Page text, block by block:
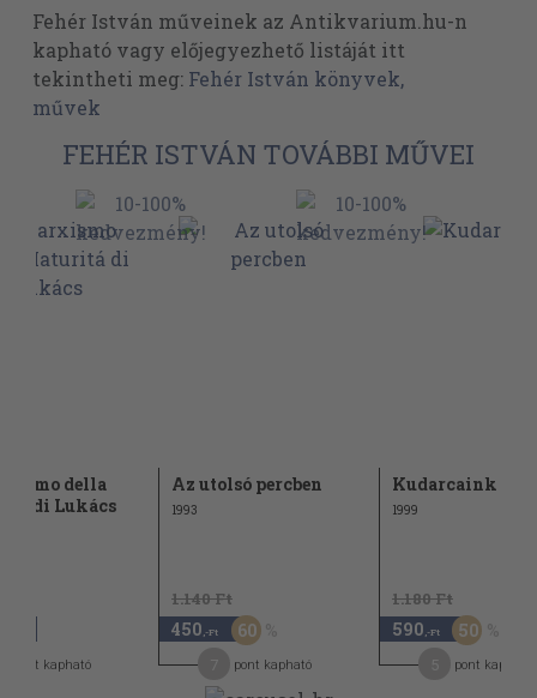
Fehér István műveinek az Antikvarium.hu-n
kapható vagy előjegyezhető listáját itt
tekintheti meg: Fehér István könyvek,
művek
FEHÉR ISTVÁN TOVÁBBI MŰVEI
della
di Lukács
pont kapható
Az utolsó percben
1993
1.140 Ft
450 ,-Ft 60
pont kapható
Kudarcaink
1999
1.180 Ft
590 ,-Ft 50
pont kapható